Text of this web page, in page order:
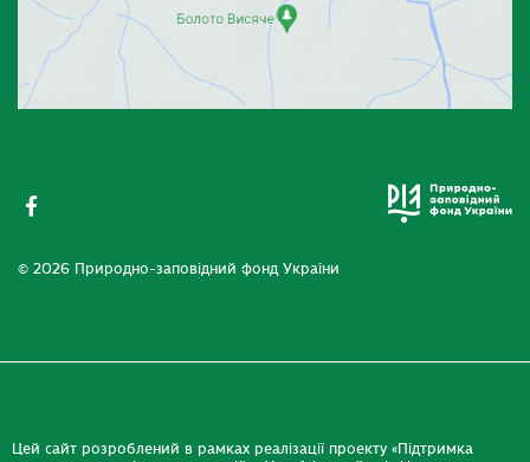
© 2026 Природно-заповідний фонд України
Цей сайт розроблений в рамках реалізації проекту «Підтримка